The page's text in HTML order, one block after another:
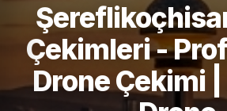
Çekimleri -
Drone Çekimi